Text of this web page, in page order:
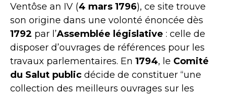
Ventôse an IV (4 mars 1796), ce site trouve
son origine dans une volonté énoncée dès
1792 par l’Assemblée législative : celle de
disposer d’ouvrages de références pour les
travaux parlementaires. En 1794, le Comité
du Salut public décide de constituer “une
collection des meilleurs ouvrages sur les